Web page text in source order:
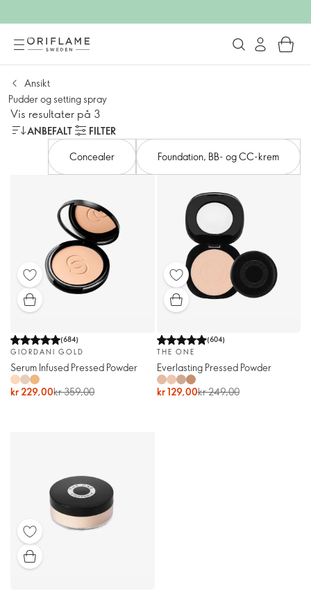
Ansikt
Pudder og setting spray
Vis resultater på 3
ANBEFALT
FILTER
Concealer
Foundation, BB- og CC-krem
(684)
GIORDANI GOLD
Serum Infused Pressed Powder
kr 229,00kr 359,00
(604)
THE ONE
Everlasting Pressed Powder
kr 129,00kr 249,00